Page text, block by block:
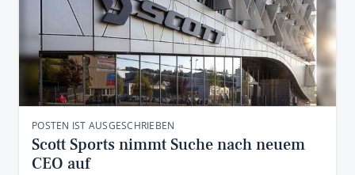
POSTEN IST AUSGESCHRIEBEN
Scott Sports nimmt Suche nach neuem
CEO auf